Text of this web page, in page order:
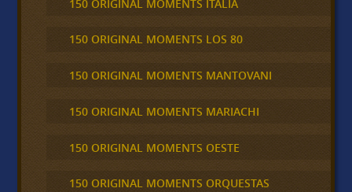
150 ORIGINAL MOMENTS ITALIA
150 ORIGINAL MOMENTS LOS 80
150 ORIGINAL MOMENTS MANTOVANI
150 ORIGINAL MOMENTS MARIACHI
150 ORIGINAL MOMENTS OESTE
150 ORIGINAL MOMENTS ORQUESTAS